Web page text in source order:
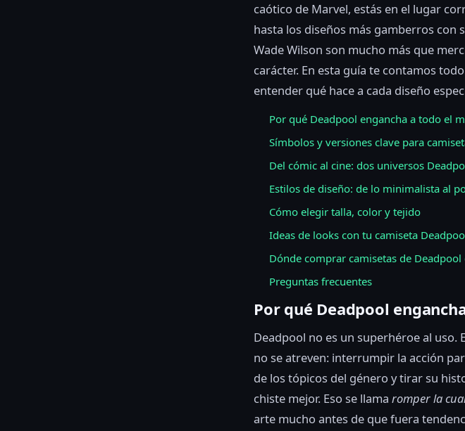
caótico de Marvel, estás en el lugar
hasta los diseños más gamberros con
Wade Wilson son mucho más que
carácter. En esta guía te contamos
entender qué hace a cada diseño
Por qué Deadpool engancha a todo el
Símbolos y versiones clave para
Del cómic al cine: dos universos
Estilos de diseño: de lo minimalista al
Cómo elegir talla, color y tejido
Ideas de looks con tu camiseta
Dónde comprar camisetas de Deadpool
Preguntas frecuentes
Por qué Deadpool
Deadpool no es un superhéroe al uso.
no se atreven: interrumpir la acción
de los tópicos del género y tirar su
chiste mejor. Eso se llama romper la
arte mucho antes de que fuera